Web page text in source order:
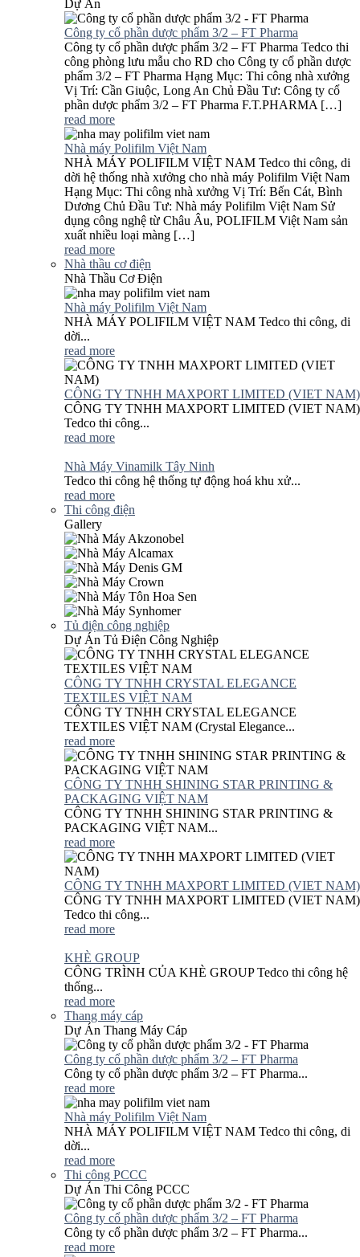
Dự Án
Công ty cổ phần dược phẩm 3/2 – FT Pharma
Công ty cổ phần dược phẩm 3/2 – FT Pharma Tedco thi
công phòng lưu mẫu cho RD cho Công ty cổ phần dược
phẩm 3/2 – FT Pharma Hạng Mục: Thi công nhà xưởng
Vị Trí: Cần Giuộc, Long An Chủ Đầu Tư: Công ty cổ
phần dược phẩm 3/2 – FT Pharma F.T.PHARMA […]
read more
Nhà máy Polifilm Việt Nam
NHÀ MÁY POLIFILM VIỆT NAM Tedco thi công, di
dời hệ thống nhà xưởng cho nhà máy Polifilm Việt Nam
Hạng Mục: Thi công nhà xưởng Vị Trí: Bến Cát, Bình
Dương Chủ Đầu Tư: Nhà máy Polifilm Việt Nam Sử
dụng công nghệ từ Châu Âu, POLIFILM Việt Nam sản
xuất nhiều loại màng […]
read more
Nhà thầu cơ điện
Nhà Thầu Cơ Điện
Nhà máy Polifilm Việt Nam
NHÀ MÁY POLIFILM VIỆT NAM Tedco thi công, di
dời...
read more
CÔNG TY TNHH MAXPORT LIMITED (VIET NAM)
CÔNG TY TNHH MAXPORT LIMITED (VIET NAM)
Tedco thi công...
read more
Nhà Máy Vinamilk Tây Ninh
Tedco thi công hệ thống tự động hoá khu xử...
read more
Thi công điện
Gallery
Tủ điện công nghiệp
Dự Án Tủ Điện Công Nghiệp
CÔNG TY TNHH CRYSTAL ELEGANCE
TEXTILES VIỆT NAM
CÔNG TY TNHH CRYSTAL ELEGANCE
TEXTILES VIỆT NAM (Crystal Elegance...
read more
CÔNG TY TNHH SHINING STAR PRINTING &
PACKAGING VIỆT NAM
CÔNG TY TNHH SHINING STAR PRINTING &
PACKAGING VIỆT NAM...
read more
CÔNG TY TNHH MAXPORT LIMITED (VIET NAM)
CÔNG TY TNHH MAXPORT LIMITED (VIET NAM)
Tedco thi công...
read more
KHÈ GROUP
CÔNG TRÌNH CỦA KHÈ GROUP Tedco thi công hệ
thống...
read more
Thang máy cáp
Dự Án Thang Máy Cáp
Công ty cổ phần dược phẩm 3/2 – FT Pharma
Công ty cổ phần dược phẩm 3/2 – FT Pharma...
read more
Nhà máy Polifilm Việt Nam
NHÀ MÁY POLIFILM VIỆT NAM Tedco thi công, di
dời...
read more
Thi công PCCC
Dự Án Thi Công PCCC
Công ty cổ phần dược phẩm 3/2 – FT Pharma
Công ty cổ phần dược phẩm 3/2 – FT Pharma...
read more